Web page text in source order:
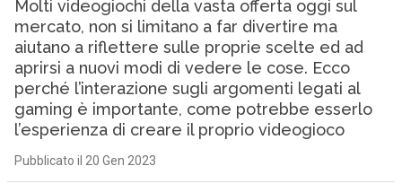
Molti videogiochi della vasta offerta oggi sul
mercato, non si limitano a far divertire ma
aiutano a riflettere sulle proprie scelte ed ad
aprirsi a nuovi modi di vedere le cose. Ecco
perché l’interazione sugli argomenti legati al
gaming è importante, come potrebbe esserlo
l’esperienza di creare il proprio videogioco
Pubblicato il 20 Gen 2023